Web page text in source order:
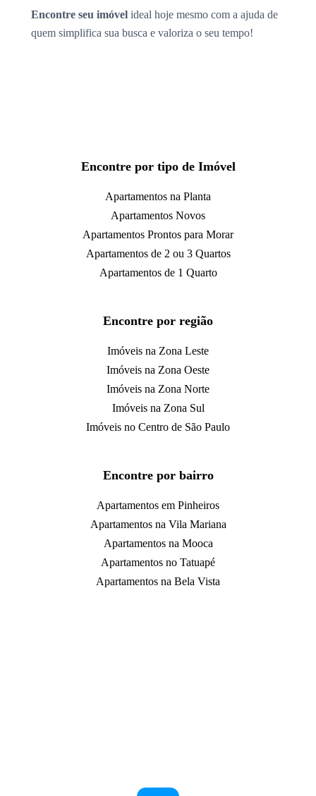
Encontre seu imóvel ideal hoje mesmo com a ajuda de
quem simplifica sua busca e valoriza o seu tempo!
Encontre por tipo de Imóvel
Apartamentos na Planta
Apartamentos Novos
Apartamentos Prontos para Morar
Apartamentos de 2 ou 3 Quartos
Apartamentos de 1 Quarto
Encontre por região
Imóveis na Zona Leste
Imóveis na Zona Oeste
Imóveis na Zona Norte
Imóveis na Zona Sul
Imóveis no Centro de São Paulo
Encontre por bairro
Apartamentos em Pinheiros
Apartamentos na Vila Mariana
Apartamentos na Mooca
Apartamentos no Tatuapé
Apartamentos na Bela Vista